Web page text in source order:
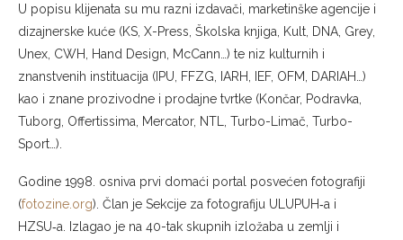
U popisu klijenata su mu razni izdavači, marketinške agencije i
dizajnerske kuće (KS, X-Press, Školska knjiga, Kult, DNA, Grey,
Unex, CWH, Hand Design, McCann…) te niz kulturnih i
znanstvenih instituacija (IPU, FFZG, IARH, IEF, OFM, DARIAH…)
kao i znane prozivodne i prodajne tvrtke (Končar, Podravka,
Tuborg, Offertissima, Mercator, NTL, Turbo-Limač, Turbo-
Sport…).
Godine 1998. osniva prvi domaći portal posvećen fotografiji
(fotozine.org). Član je Sekcije za fotografiju ULUPUH‑a i
HZSU‑a. Izlagao je na 40-tak skupnih izložaba u zemlji i